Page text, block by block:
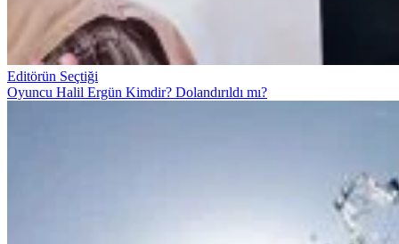
Editörün Seçtiği
Oyuncu Halil Ergün Kimdir? Dolandırıldı mı?